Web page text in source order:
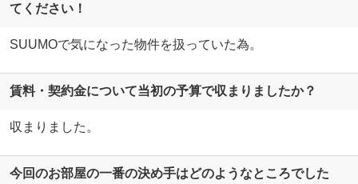
てください！
SUUMOで気になった物件を扱っていた為。
賃料・契約金について当初の予算で収まりましたか？
収まりました。
今回のお部屋の一番の決め手はどのようなところでした